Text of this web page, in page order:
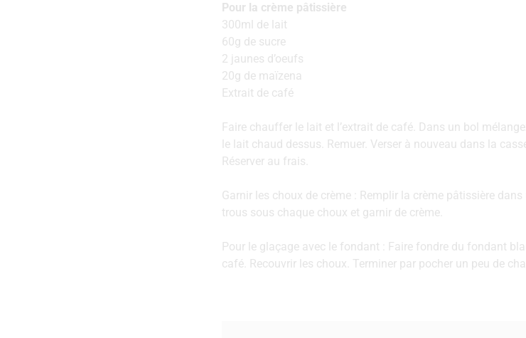
Pour‌ ‌la‌ ‌crème‌ ‌pâtissière‌ ‌
300ml‌ ‌de‌ ‌lait‌ ‌
60g‌ ‌de‌ ‌sucre‌ ‌
2‌ ‌jaunes‌ ‌d’oeufs‌ ‌
20g‌ ‌de‌ ‌maïzena‌ ‌
Extrait de café
Faire‌ ‌chauffer‌ ‌le‌ ‌lait‌ ‌et‌ ‌l’extrait de café.‌ ‌Dans‌ ‌un‌ ‌bol‌
‌le‌ ‌lait‌ ‌chaud‌ ‌dessus.‌ ‌Remuer.‌ ‌Verser‌ ‌à‌ ‌nouveau‌ ‌dans‌ ‌la‌
‌Réserver‌ ‌au‌ ‌frais.‌ ‌
Garnir ‌les‌ ‌choux ‌de‌ ‌crème‌ ‌:‌ ‌Remplir‌ ‌la‌ ‌crème‌ ‌pâtissière‌
‌trous‌ ‌sous‌ ‌chaque‌ choux ‌et‌ ‌garnir‌ ‌de‌ ‌crème‌.
Pour le glaçage avec le fondant : ‌Faire fondre ‌du ‌fondant
café. Recouvrir les choux.‌ ‌Terminer par pocher un peu de